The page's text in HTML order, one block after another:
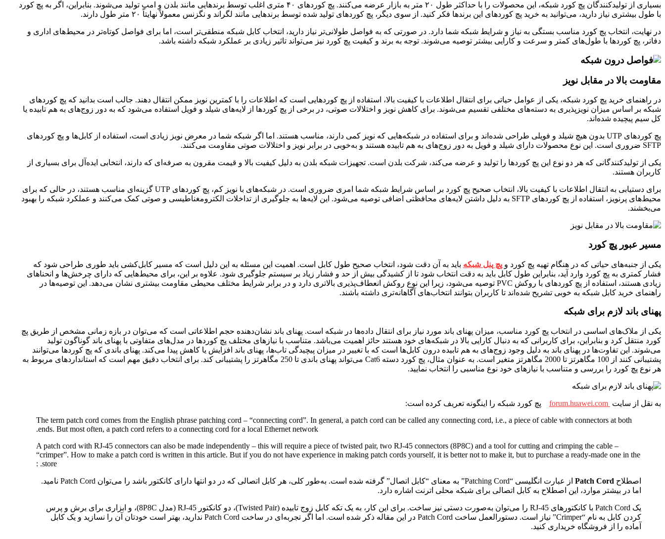
بسیاری از تولیدکنندگان پچ کورد شبکه، این محصولات را با حداکثر طول ۲۰ متر به بازار عرضه می‌کنند. پچ کوردهای ۴۰ متری اغلب توسط برندهایی مانند بلدن و امپ تولید می‌شوند. بنابراین، اگر به پچ کورد
با طول بیشتری نیاز دارید، می‌توانید به خرید پچ کوردهای این برندها فکر کنید. از سوی دیگر، پچ کوردهای تولید شده توسط برندهایی مانند لگراند و نگزنس معمولاً نهایتاً ۲۰ متر طول دارند.
در نهایت، انتخاب پچ کورد مناسب بستگی به نیاز و شرایط شبکه شما دارد. در صورتی که به فواصل طولانی‌تر نیاز دارید، انتخاب کابل شبکه منطقی‌تر است، اما برای فواصل کوتاه‌تر در محیط‌های اداری و
دفاتر، پچ کوردها با طول‌های کمتر و سرعت و کارایی بیشتر توصیه می‌شوند. توجه به برند و کیفیت پچ کورد نیز می‌تواند تاثیر زیادی بر عملکرد شبکه داشته باشد.
مقاومت بالا در مقابل نویز
در راهنمای خرید پچ کورد شبکه، یکی از عوامل حیاتی برای انتقال اطلاعات با کیفیت بالا، استفاده از پچ کوردهایی است که اطلاعات را با کمترین نویز ممکن انتقال دهند. جالب است بدانید که پچ کوردهای
شبکه بر اساس میزان نویزپذیری به دسته‌های مختلفی تقسیم می‌شوند. برای کاهش نویز و اختلالات صوتی، در برخی از پچ کوردها از لایه‌های شیلد و فویل استفاده می‌شود که به دور زوج‌های به هم تابیده یا
کل سیم پیچیده شده‌اند.
پچ کوردهای UTP بدون هیچ شیلد و فویلی طراحی شده‌اند و برای استفاده در شبکه‌هایی که نویز کمی دارند، مناسب هستند. اما اگر شبکه شما در معرض نویز زیادی است، استفاده از کابل‌ها و پچ کوردهای
SFTP ضروری است. این نوع محصولات دارای شیلد و فویل به دور زوج‌های به هم تابیده هستند و به‌خوبی در برابر نویز و اختلالات صوتی مقاومت می‌کنند.
یکی از تولیدکنندگانی که هر دو نوع این پچ کوردها را تولید و عرضه می‌کند، شرکت بلدن است. تجهیزات شبکه بلدن به دلیل کیفیت بالا و قیمت مقرون به صرفه‌ای که دارند، انتخابی ایده‌آل برای بسیاری از
کاربران هستند.
برای دستیابی به انتقال اطلاعات با کیفیت بالا، انتخاب صحیح پچ کورد بر اساس شرایط شبکه شما امری ضروری است. در شبکه‌های با نویز کم، پچ کوردهای UTP گزینه‌ای مناسب هستند، در حالی که برای
محیط‌های پرنویز، استفاده از پچ کوردهای SFTP به دلیل داشتن لایه‌های محافظتی اضافی توصیه می‌شود. این لایه‌ها به جلوگیری از تداخلات الکترومغناطیسی و صوتی کمک می‌کنند و عملکرد شبکه را بهبود
می‌بخشند.
مسیر عبور پچ کورد
یکی از جنبه‌های حیاتی که در هنگام تهیه پچ کورد و پچ پنل شبکه باید به آن دقت شود، انتخاب صحیح طول کابل است. اهمیت این مسئله به این دلیل است که مسیر کابل‌کشی باید طوری طراحی شود که
فشار کمتری به پچ کورد وارد آید، بنابراین طول کابل باید به دقت انتخاب شود تا از کشیدگی بیش از حد و فشار زیاد بر سیستم جلوگیری شود. علاوه بر این، برای محیط‌هایی که دارای چرخش‌ها و انحناهای
زیادی هستند، استفاده از پچ کوردهای با روکش PVC توصیه می‌شود، زیرا این نوع روکش انعطاف‌پذیری بالاتری دارد و در برابر شرایط مختلف محیطی مقاومت بیشتری نشان می‌دهد. این توصیه‌ها در
راهنمای خرید کابل شبکه به خوبی تشریح شده‌اند تا کاربران بتوانند انتخاب‌های آگاهانه‌تری داشته باشند.
پهنای باند لازم برای شبکه
یکی از ملاک‌های اساسی در انتخاب پچ کورد مناسب، میزان پهنای باند مورد نیاز برای انتقال داده‌ها در شبکه است. پهنای باند نشان‌دهنده حجم اطلاعاتی است که می‌توان در بازه زمانی مشخص از طریق پچ
کورد منتقل کرد و بنابراین، برای کاربرانی که به دنبال کارایی بالا در شبکه‌های خود هستند حائز اهمیت می‌باشد. متناسب با نیازهای مختلف پچ کوردها در مدل‌های متفاوتی با پهنای باند گوناگون تولید
می‌شوند. این تفاوت‌ها در پهنای باند به دلیل وجود زوج‌های به هم تابیده درون کابل‌ها است که با تغییر در میزان پیچیدگی تاب‌ها، پهنای باند افزایش یا کاهش پیدا می‌کند. پهنای باندی که پچ کوردها می‌توانند
پشتیبانی کنند از 100 مگاهرتز تا 2000 مگاهرتز متغیر است. به عنوان مثال، پچ کورد دسته Cat6 می‌تواند پهنای باندی تا 250 مگاهرتز را پشتیبانی کند. برای انتخاب دقیق مهم است که استانداردهای مربوط به
هر نوع پچ کورد را بررسی و متناسب با نیازهای خود نوع مناسبی را انتخاب نمایید.
به نقل از سایت
پچ کورد شبکه را اینگونه تعریف کرده است:
The term patch cord comes from the English phrase patching cord – “connecting cord”. In general, a patch cord can be called any connecting cord, i.e., a piece of cable with connectors at both
ends. But most often, a patch cord refers to a connecting cord for a local Ethernet network.
A patch cord with RJ-45 connectors can also be made independently – this will require a piece of twisted pair, two RJ-45 connectors (8P8C) and a tool for cutting and crimping the cable –
“crimper”. How to make a patch cord is written in this article. But if you do not have experience in making patch cords yourself, it is better not to make it, but to purchase a ready-made one in the
store. :
اصطلاح Patch Cord
از عبارت انگلیسی “Patching Cord” به معنای “کابل اتصال” گرفته شده است. به‌طور کلی، هر کابل اتصالی که در دو انتها دارای کانکتور باشد را می‌توان Patch Cord نامید.
اما در بیشتر موارد، این اصطلاح به کابل اتصالی برای شبکه محلی اترنت اشاره دارد.
یک Patch Cord با کانکتورهای RJ-45 را می‌توان به‌صورت دستی نیز ساخت. برای این کار، به یک تکه کابل زوج تابیده (Twisted Pair)، دو کانکتور RJ-45 (مدل 8P8C)، و ابزاری برای برش و پرس
کردن کابل به نام “Crimper” نیاز است. دستورالعمل ساخت Patch Cord در این مقاله ذکر شده است. اما اگر تجربه‌ای در ساخت Patch Cord ندارید، بهتر است خودتان آن را نسازید و یک کابل
آماده را از فروشگاه خریداری کنید.